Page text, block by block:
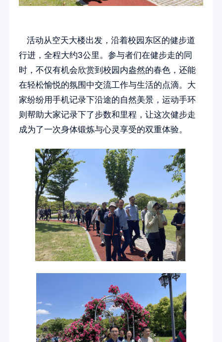
活动从空天大楼出发，沿着校园东区的健步道
行进，全程大约3公里。参与者们在健步走的同
时，不仅有机会欣赏到校园内盎然的春色，还能
在轻松愉悦的氛围中交流工作与生活的点滴。大
家纷纷用手机记录下沿途的自然美景，运动手环
则帮助大家记录下了步数和里程，让这次健步走
成为了一次身体锻炼与心灵享受的双重体验。